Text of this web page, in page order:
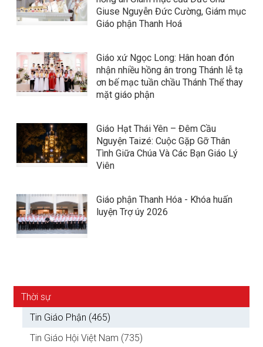
Giuse Nguyễn Đức Cường, Giám mục
Giáo phận Thanh Hoá
Giáo xứ Ngọc Long: Hân hoan đón
nhận nhiều hồng ân trong Thánh lễ tạ
ơn bế mạc tuần chầu Thánh Thể thay
mặt giáo phận
Giáo Hạt Thái Yên – Đêm Cầu
Nguyện Taizé: Cuộc Gặp Gỡ Thân
Tình Giữa Chúa Và Các Bạn Giáo Lý
Viên
Giáo phận Thanh Hóa - Khóa huấn
luyện Trợ úy 2026
Thời sự
Tin Giáo Phận (465)
Tin Giáo Hội Việt Nam (735)